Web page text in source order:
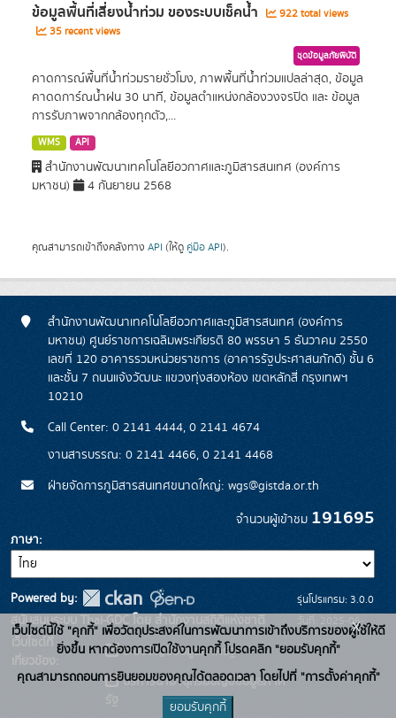
ข้อมูลพื้นที่เสี่ยงนํ้าท่วม ของระบบเช็คนํ้า
922 total views
35 recent views
ชุดข้อมูลภัยพิบัติ
คาดการณ์พื้นที่น้ำท่วมรายชั่วโมง, ภาพพื้นที่น้ำท่วมแปลล่าสุด, ข้อมูล
คาดดการ์ณน้ำฝน 30 นาที, ข้อมูลตำแหน่งกล้องวงจรปิด และ ข้อมูล
การรับภาพจากกล้องทุกตัว,...
WMS API
สำนักงานพัฒนาเทคโนโลยีอวกาศและภูมิสารสนเทศ (องค์การ
มหาชน)
4 กันยายน 2568
คุณสามารถเข้าถึงคลังทาง API (ให้ดู คู่มือ API).
สำนักงานพัฒนาเทคโนโลยีอวกาศและภูมิสารสนเทศ (องค์การ
มหาชน) ศูนย์ราชการเฉลิมพระเกียรติ 80 พรรษา 5 ธันวาคม 2550
เลขที่ 120 อาคารรวมหน่วยราชการ (อาคารรัฐประศาสนภักดี) ชั้น 6
และชั้น 7 ถนนแจ้งวัฒนะ แขวงทุ่งสองห้อง เขตหลักสี่ กรุงเทพฯ
10210
Call Center: 0 2141 4444, 0 2141 4674
งานสารบรรณ: 0 2141 4466, 0 2141 4468
ฝ่ายจัดการภูมิสารสนเทศขนาดใหญ่: wgs@gistda.or.th
จำนวนผู้เข้าชม 191695
ภาษา
Powered by:
สนับสนุนระบบ Thai-GDC โดย สำนักงานสถิติแห่งชาติ
เว็บไซต์ที่
เกี่ยวข้อง:
ระบบบัญชีข้อมูลภาครัฐ
บริการนามานุกรมบัญชีข้อมูลภาค
รุ่นโปรแกรม: 3.0.0
วันที่: 2025-06-
26
เว็บไซต์นี้ใช้ "คุกกี้" เพื่อวัตถุประสงค์ในการพัฒนาการเข้าถึงบริการของผู้ใช้ให้ดี
ยิ่งขึ้น หากต้องการเปิดใช้งานคุกกี้ โปรดคลิก "ยอมรับคุกกี้"
คุณสามารถถอนการยินยอมของคุณได้ตลอดเวลา โดยไปที่ "การตั้งค่าคุกกี้"
ยอมรับคุกกี้
x